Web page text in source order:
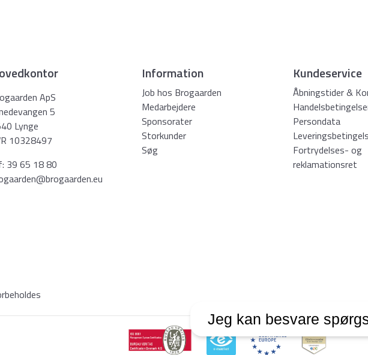
ApS
5
Lynge
10328497
39 65 18 80
Information
Job hos Brogaarden
Medarbejdere
Sponsorater
Storkunder
Søg
Kundeservice
Åbningstider &
Persondata
Fortrydelses- og
reklamationsret
Jeg kan besvare